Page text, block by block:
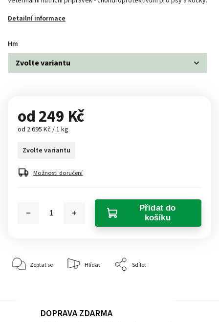
Detailní informace
Hm
od249 Kč
od 2 695 Kč / 1 kg
Zvolte variantu
Možnosti doručení
Přidat do
košíku
Zeptat se Hlídat Sdílet
DOPRAVA ZDARMA